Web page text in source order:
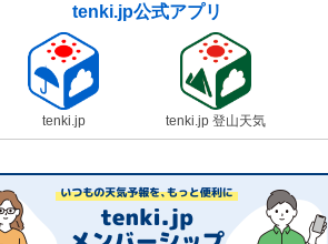
tenki.jp公式アプリ
tenki.jp tenki.jp 登山天気